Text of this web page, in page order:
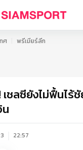
ศ พรีเมียร์ลีก
เชลซียังไม่ฟื้นไร้
22:57